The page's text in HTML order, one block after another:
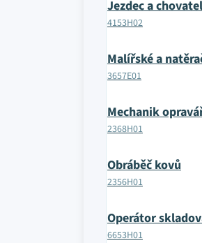
Jezdec a
4153H02
Malířské a
3657E01
Mechanik
2368H01
Obráběč kovů
2356H01
Operátor
6653H01